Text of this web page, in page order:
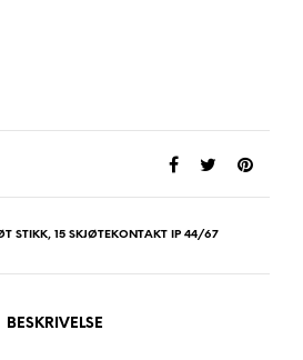
STIKK, 15 SKJØTEKONTAKT IP 44/67
BESKRIVELSE